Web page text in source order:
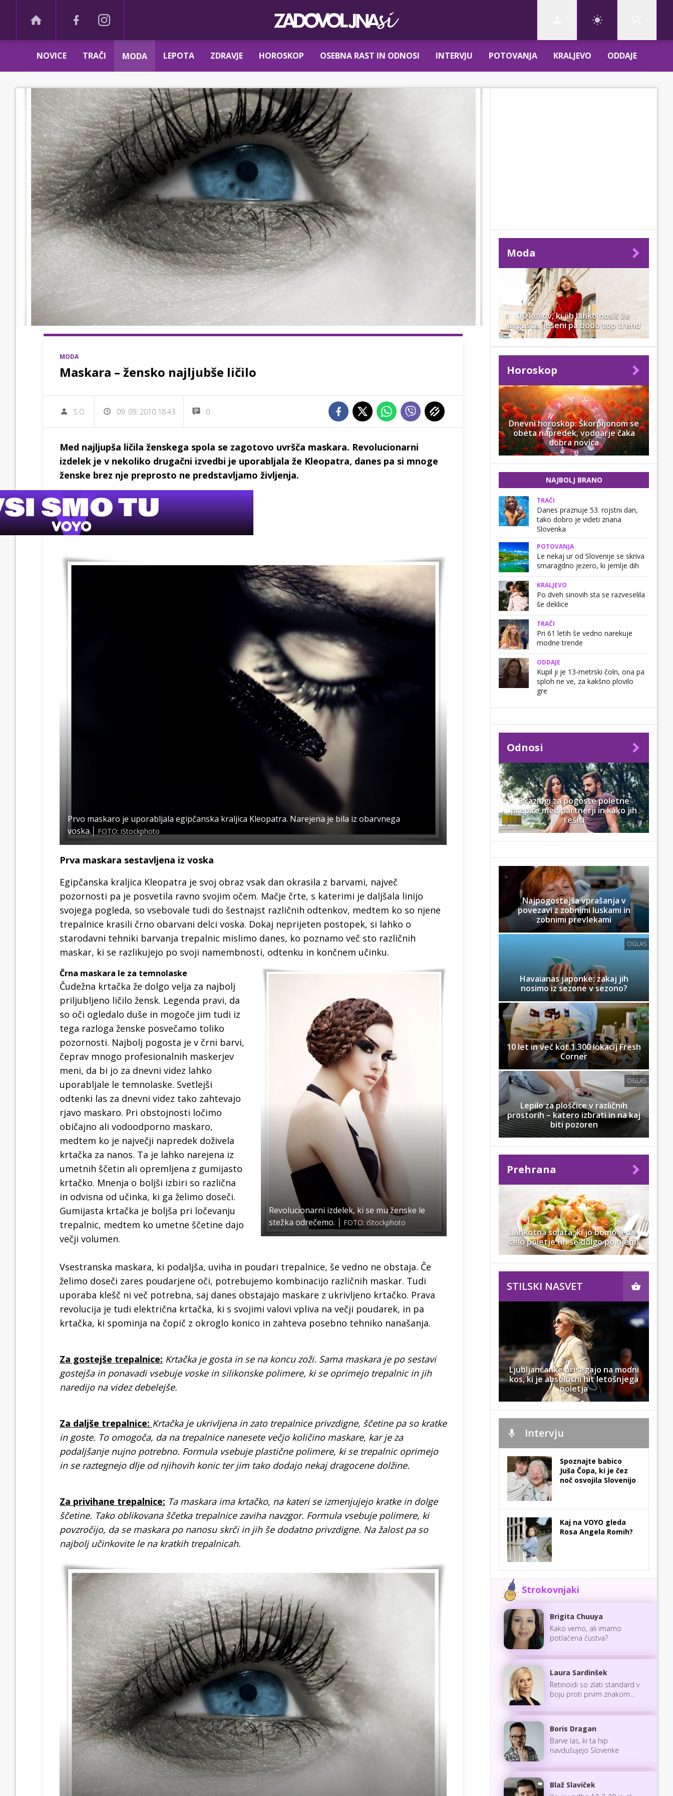
NOVICE TRAČI MODA LEPOTA ZDRAVJE HOROSKOP OSEBNA RAST IN ODNOSI INTERVJU POTOVANJA KRALJEVO ODDAJE
MODA
Maskara – žensko najljubše ličilo
S.O. 09. 09. 2010 18.43 0
Med najljupša ličila ženskega spola se zagotovo uvršča maskara. Revolucionarni
izdelek je v nekoliko drugačni izvedbi je uporabljala že Kleopatra, danes pa si mnoge
ženske brez nje preprosto ne predstavljamo življenja.
Prvo maskaro je uporabljala egipčanska kraljica Kleopatra. Narejena je bila iz obarvnega
voska.
FOTO: iStockphoto
Prva maskara sestavljena iz voska
Egipčanska kraljica Kleopatra je svoj obraz vsak dan okrasila z barvami, največ
pozornosti pa je posvetila ravno svojim očem. Mačje črte, s katerimi je daljšala linijo
svojega pogleda, so vsebovale tudi do šestnajst različnih odtenkov, medtem ko so njene
trepalnice krasili črno obarvani delci voska. Dokaj neprijeten postopek, si lahko o
starodavni tehniki barvanja trepalnic mislimo danes, ko poznamo več sto različnih
maskar, ki se razlikujejo po svoji namembnosti, odtenku in končnem učinku.
Revolucionarni izdelek, ki se mu ženske le
stežka odrečemo.
FOTO: iStockphoto
Črna maskara le za temnolaske
Čudežna krtačka že dolgo velja za najbolj
priljubljeno ličilo žensk. Legenda pravi, da
so oči ogledalo duše in mogoče jim tudi iz
tega razloga ženske posvečamo toliko
pozornosti. Najbolj pogosta je v črni barvi,
čeprav mnogo profesionalnih maskerjev
meni, da bi jo za dnevni videz lahko
uporabljale le temnolaske. Svetlejši
odtenki las za dnevni videz tako zahtevajo
rjavo maskaro. Pri obstojnosti ločimo
običajno ali vodoodporno maskaro,
medtem ko je največji napredek doživela
krtačka za nanos. Ta je lahko narejena iz
umetnih ščetin ali opremljena z gumijasto
krtačko. Mnenja o boljši izbiri so različna
in odvisna od učinka, ki ga želimo doseči.
Gumijasta krtačka je boljša pri ločevanju
trepalnic, medtem ko umetne ščetine dajo
večji volumen.
Vsestranska maskara, ki podaljša, uviha in poudari trepalnice, še vedno ne obstaja. Če
želimo doseči zares poudarjene oči, potrebujemo kombinacijo različnih maskar. Tudi
uporaba klešč ni več potrebna, saj danes obstajajo maskare z ukrivljeno krtačko. Prava
revolucija je tudi električna krtačka, ki s svojimi valovi vpliva na večji poudarek, in pa
krtačka, ki spominja na čopič z okroglo konico in zahteva posebno tehniko nanašanja.
Za gostejše trepalnice: Krtačka je gosta in se na koncu zoži. Sama maskara je po sestavi
gostejša in ponavadi vsebuje voske in silikonske polimere, ki se oprimejo trepalnic in jih
naredijo na videz debelejše.
Za daljše trepalnice: Krtačka je ukrivljena in zato trepalnice privzdigne, ščetine pa so kratke
in goste. To omogoča, da na trepalnice nanesete večjo količino maskare, kar je za
podaljšanje nujno potrebno. Formula vsebuje plastične polimere, ki se trepalnic oprimejo
in se raztegnejo dlje od njihovih konic ter jim tako dodajo nekaj dragocene dolžine.
Za privihane trepalnice: Ta maskara ima krtačko, na kateri se izmenjujejo kratke in dolge
ščetine. Tako oblikovana ščetka trepalnice zaviha navzgor. Formula vsebuje polimere, ki
povzročijo, da se maskara po nanosu skrči in jih še dodatno privzdigne. Na žalost pa so
najbolj učinkovite le na kratkih trepalnicah.
Moda
10 kosov, ki jih lahko nosiš že
avgusta, jeseni pa bodo top trend
Horoskop
Dnevni horoskop: Škorpijonom se
obeta napredek, vodnarje čaka
dobra novica
NAJBOLJ BRANO
TRAČI
Danes praznuje 53. rojstni dan,
tako dobro je videti znana
Slovenka
POTOVANJA
Le nekaj ur od Slovenije se skriva
smaragdno jezero, ki jemlje dih
KRALJEVO
Po dveh sinovih sta se razveselila
še deklice
TRAČI
Pri 61 letih še vedno narekuje
modne trende
ODDAJE
Kupil ji je 13-metrski čoln, ona pa
sploh ne ve, za kakšno plovilo
gre
Odnosi
3 razlogi za pogoste poletne
prepire med partnerji in kako jih
rešiti
Najpogostejša vprašanja v
povezavi z zobnimi luskami in
zobnimi prevlekami
OGLAS
Havaianas japonke: zakaj jih
nosimo iz sezone v sezono?
10 let in več kot 1.300 lokacij Fresh
Corner
OGLAS
Lepilo za ploščice v različnih
prostorih – katero izbrati in na kaj
biti pozoren
Prehrana
Lahkotna solata, ki jo bomo jedle
celo poletje (in še dolgo po njem)
STILSKI NASVET
Ljubljančanke prisegajo na modni
kos, ki je absolutni hit letošnjega
poletja
Intervju
Spoznajte babico
Juša Čopa, ki je čez
noč osvojila Slovenijo
Kaj na VOYO gleda
Rosa Angela Romih?
Strokovnjaki
Brigita Chuuya
Kako vemo, ali imamo
potlačena čustva?
Laura Sardinšek
Retinoidi so zlati standard v
boju proti prvim znakom
Boris Dragan
Barve las, ki ta hip
navdušujejo Slovenke
Blaž Slaviček